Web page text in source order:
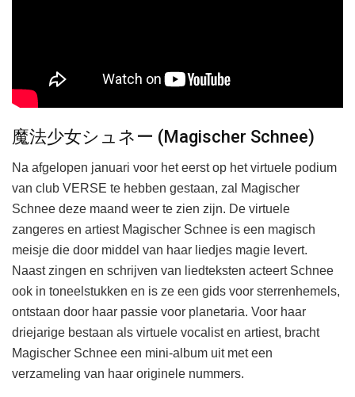
魔法少女シュネー (Magischer Schnee)
Na afgelopen januari voor het eerst op het virtuele podium
van club VERSE te hebben gestaan, zal Magischer
Schnee deze maand weer te zien zijn. De virtuele
zangeres en artiest Magischer Schnee is een magisch
meisje die door middel van haar liedjes magie levert.
Naast zingen en schrijven van liedteksten acteert Schnee
ook in toneelstukken en is ze een gids voor sterrenhemels,
ontstaan door haar passie voor planetaria. Voor haar
driejarige bestaan als virtuele vocalist en artiest, bracht
Magischer Schnee een mini-album uit met een
verzameling van haar originele nummers.